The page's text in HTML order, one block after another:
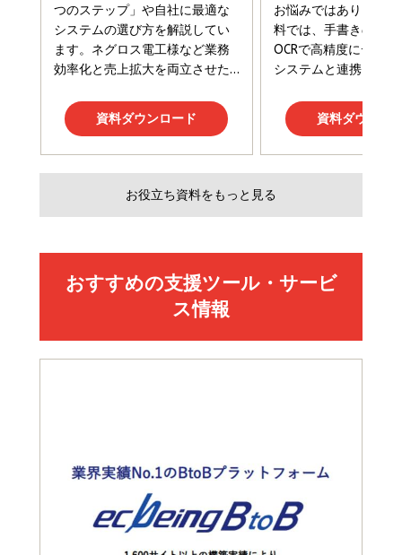
Amazonランキングをもっと見る
Amazonランキングをもっと見る
Amazonランキングをもっと見る